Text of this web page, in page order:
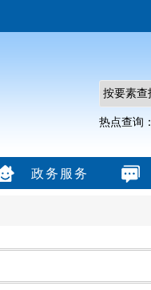
热点查询：
政务服务